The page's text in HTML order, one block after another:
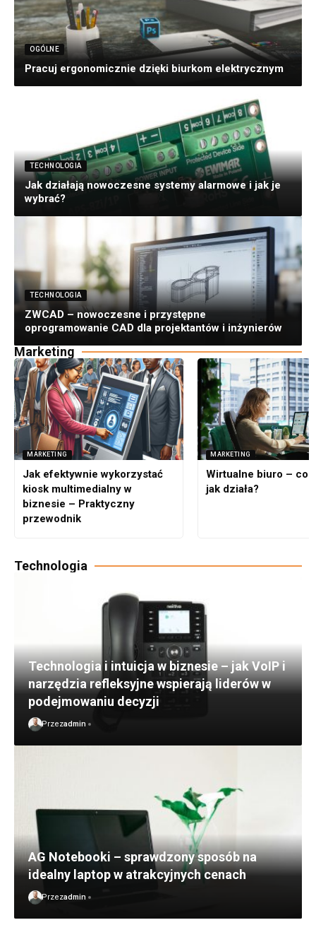
OGÓLNE
Pracuj ergonomicznie dzięki biurkom elektrycznym
TECHNOLOGIA
Jak działają nowoczesne systemy alarmowe i jak je
wybrać?
TECHNOLOGIA
ZWCAD – nowoczesne i przystępne
oprogramowanie CAD dla projektantów i inżynierów
Marketing
MARKETING
Jak efektywnie wykorzystać
kiosk multimedialny w
biznesie – Praktyczny
przewodnik
MARKETING
Wirtualne biuro – co
jak działa?
Technologia
Technologia i intuicja w biznesie – jak VoIP i
narzędzia refleksyjne wspierają liderów w
podejmowaniu decyzji
Przezadmin
AG Notebooki – sprawdzony sposób na
idealny laptop w atrakcyjnych cenach
Przezadmin